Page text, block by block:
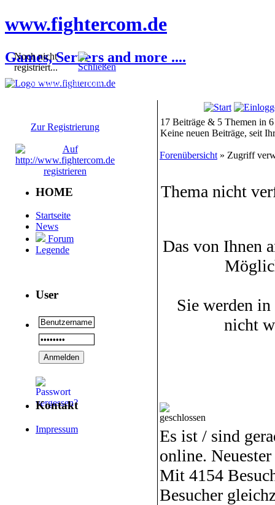
www.fightercom.de
Games, Servers and more ....
HOME
Startseite
News
Forum
Legende
User
Kontakt
Impressum
17 Beiträge & 5 Themen in
Keine neuen Beiträge, seit
Forenübersicht » Zugriff
Thema nicht
Das von Ihnen
Sie werden
nicht
Es ist / sind
online.
Mit 4154
Besucher
Noch nicht
registriert...
Sie sind noch nicht
Zur Registrierung